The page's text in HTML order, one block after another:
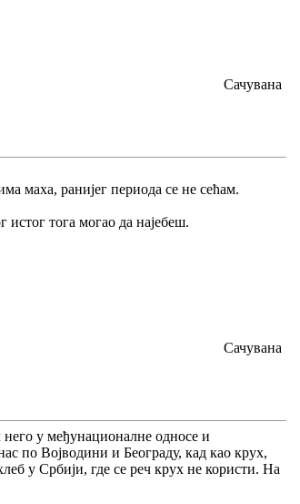
Сачувана
маха, ранијег периода се не сећам.
тога могао да најебеш.
Сачувана
у међунационалне односе и
по Војводини и Београду, кад као крух,
у Србији, где се реч крух не користи. На